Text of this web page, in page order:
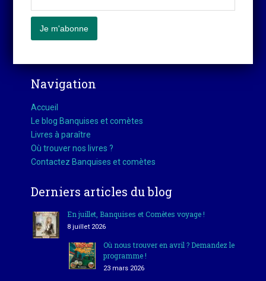
Navigation
Accueil
Le blog Banquises et comètes
Livres à paraître
Où trouver nos livres ?
Contactez Banquises et comètes
Derniers articles du blog
En juillet, Banquises et Comètes voyage !
8 juillet 2026
Où nous trouver en avril ? Demandez le
programme !
23 mars 2026